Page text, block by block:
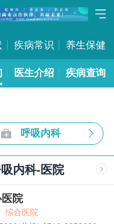
疾病常识 养生保健
医生介绍 疾病查询
呼吸内科
内科-医院
院
综合医院